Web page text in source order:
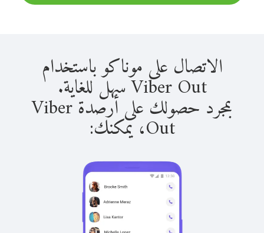
الاتصال على موناكو باستخدام
Viber Out سهل للغاية.
بمجرد حصولك على أرصدة Viber
Out، يمكنك: